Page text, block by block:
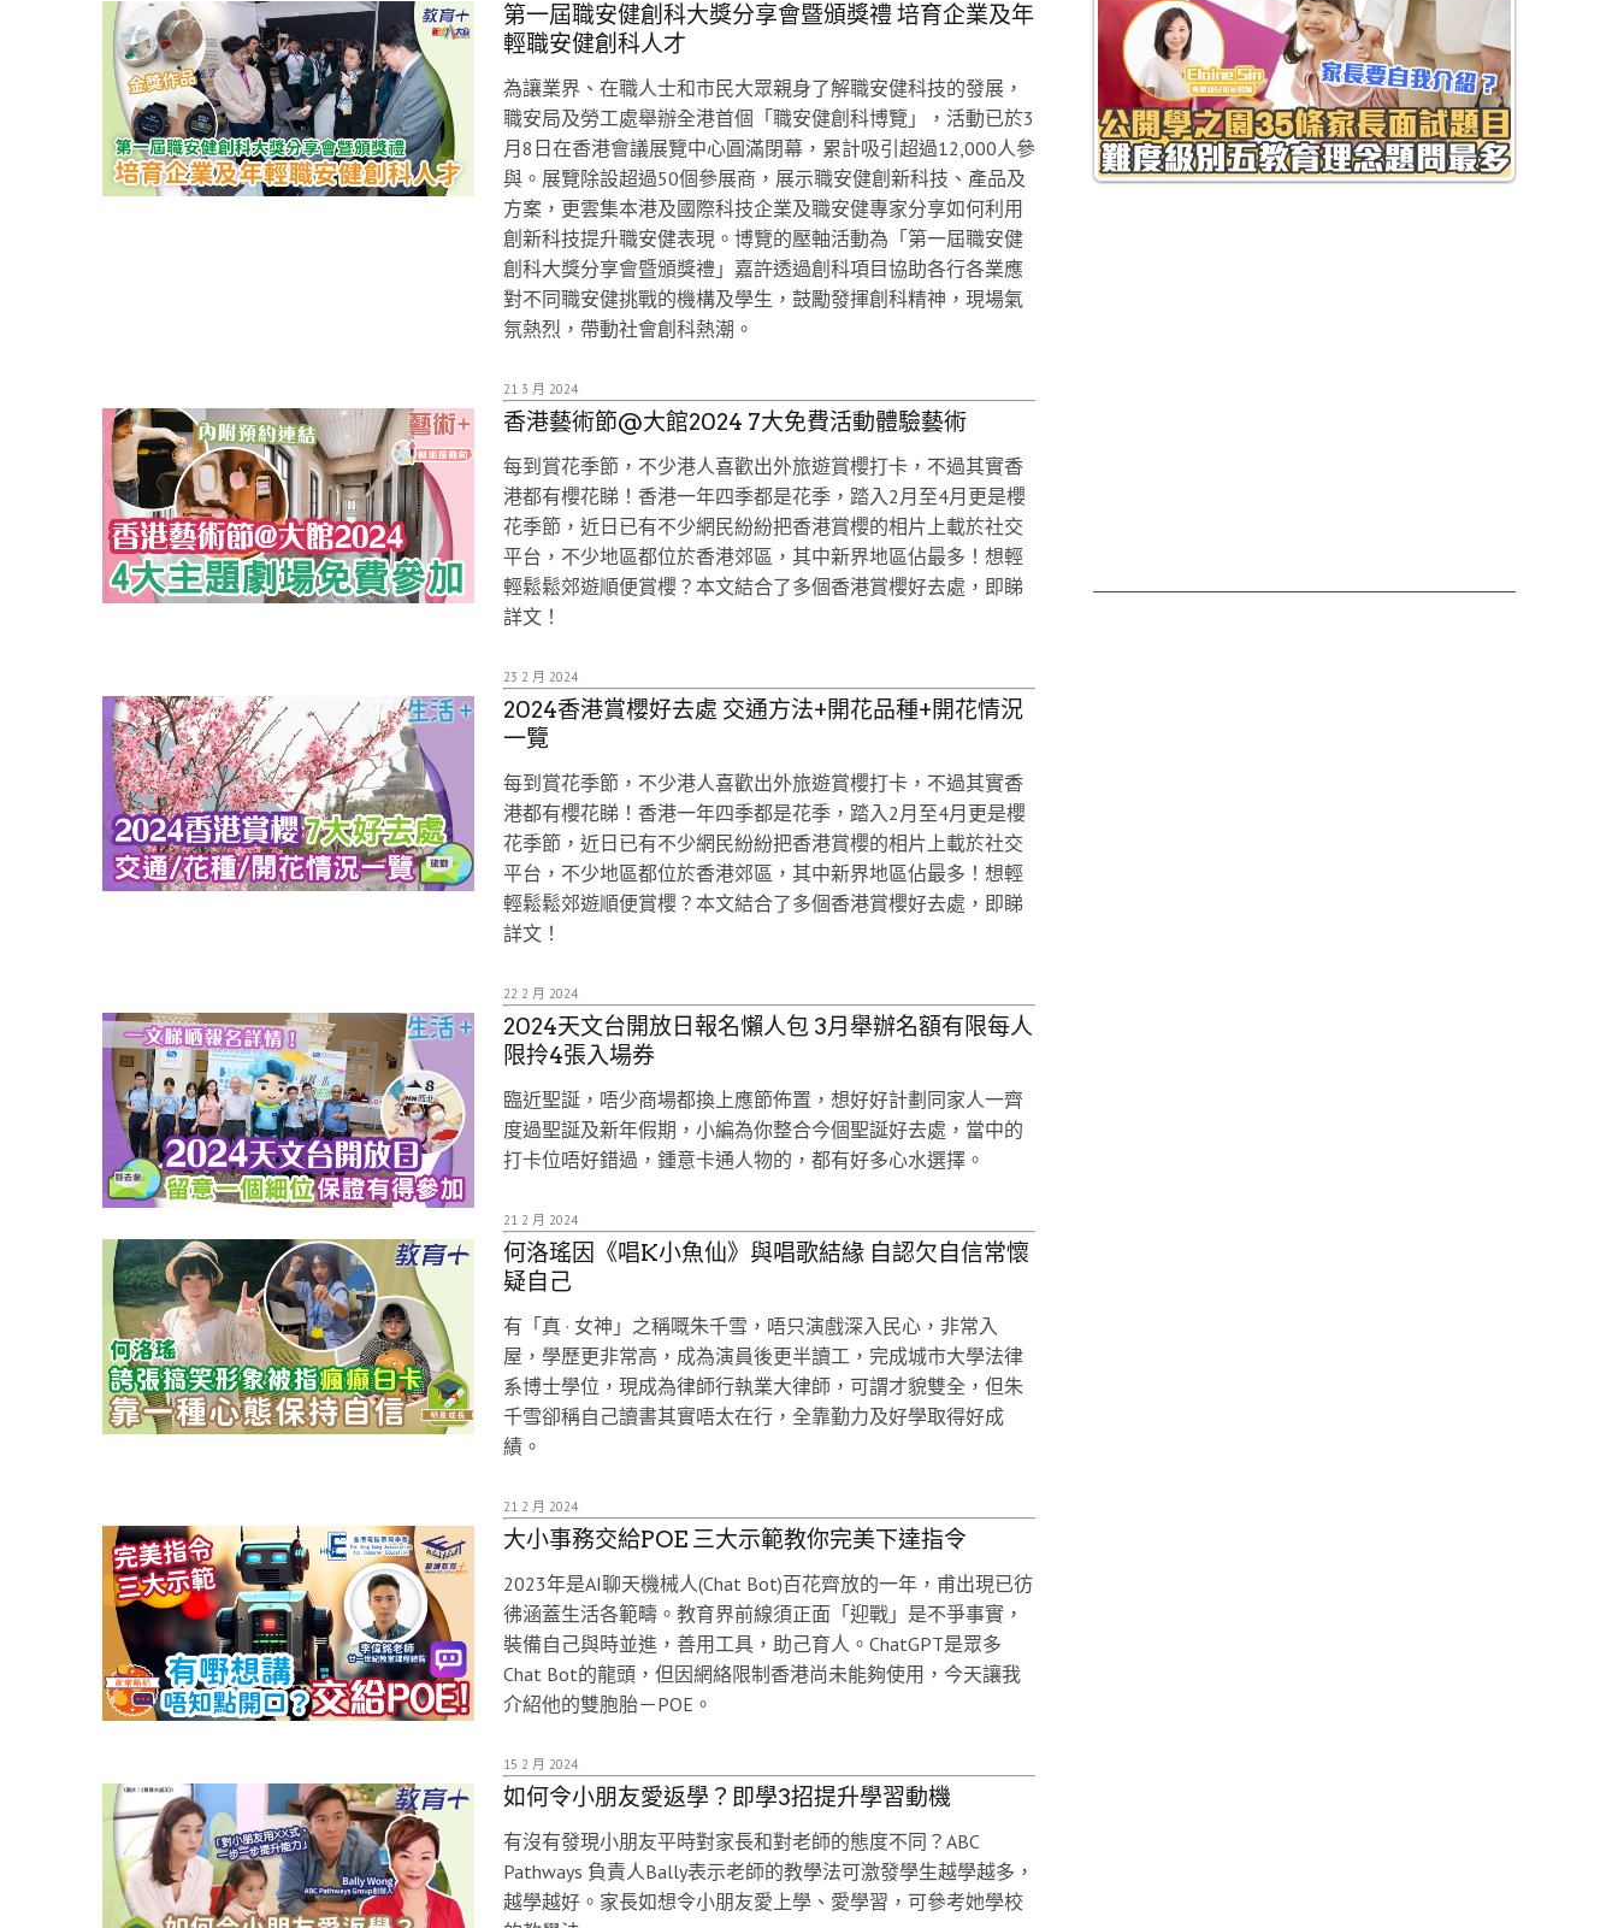
第一屆職安健創科大獎分享會暨頒獎禮 培育企業及年
輕職安健創科人才
為讓業界、在職人士和市民大眾親身了解職安健科技的發展，
職安局及勞工處舉辦全港首個「職安健創科博覽」，活動已於3
月8日在香港會議展覽中心圓滿閉幕，累計吸引超過12,000人參
與。展覽除設超過50個參展商，展示職安健創新科技、產品及
方案，更雲集本港及國際科技企業及職安健專家分享如何利用
創新科技提升職安健表現。博覽的壓軸活動為「第一屆職安健
創科大獎分享會暨頒獎禮」嘉許透過創科項目協助各行各業應
對不同職安健挑戰的機構及學生，鼓勵發揮創科精神，現場氣
氛熱烈，帶動社會創科熱潮。
21 3 月 2024
香港藝術節@大館2024 7大免費活動體驗藝術
每到賞花季節，不少港人喜歡出外旅遊賞櫻打卡，不過其實香
港都有櫻花睇！香港一年四季都是花季，踏入2月至4月更是櫻
花季節，近日已有不少網民紛紛把香港賞櫻的相片上載於社交
平台，不少地區都位於香港郊區，其中新界地區佔最多！想輕
輕鬆鬆郊遊順便賞櫻？本文結合了多個香港賞櫻好去處，即睇
詳文！
23 2 月 2024
2024香港賞櫻好去處 交通方法+開花品種+開花情況
一覽
每到賞花季節，不少港人喜歡出外旅遊賞櫻打卡，不過其實香
港都有櫻花睇！香港一年四季都是花季，踏入2月至4月更是櫻
花季節，近日已有不少網民紛紛把香港賞櫻的相片上載於社交
平台，不少地區都位於香港郊區，其中新界地區佔最多！想輕
輕鬆鬆郊遊順便賞櫻？本文結合了多個香港賞櫻好去處，即睇
詳文！
22 2 月 2024
2024天文台開放日報名懶人包 3月舉辦名額有限每人
限拎4張入場券
臨近聖誕，唔少商場都換上應節佈置，想好好計劃同家人一齊
度過聖誕及新年假期，小編為你整合今個聖誕好去處，當中的
打卡位唔好錯過，鍾意卡通人物的，都有好多心水選擇。
21 2 月 2024
何洛瑤因《唱K小魚仙》與唱歌結緣 自認欠自信常懷
疑自己
有「真 · 女神」之稱嘅朱千雪，唔只演戲深入民心，非常入
屋，學歷更非常高，成為演員後更半讀工，完成城市大學法律
系博士學位，現成為律師行執業大律師，可謂才貌雙全，但朱
千雪卻稱自己讀書其實唔太在行，全靠勤力及好學取得好成
績。
21 2 月 2024
大小事務交給POE 三大示範教你完美下達指令
2023年是AI聊天機械人(Chat Bot)百花齊放的一年，甫出現已彷
彿涵蓋生活各範疇。教育界前線須正面「迎戰」是不爭事實，
裝備自己與時並進，善用工具，助己育人。ChatGPT是眾多
Chat Bot的龍頭，但因網絡限制香港尚未能夠使用，今天讓我
介紹他的雙胞胎－POE。
15 2 月 2024
如何令小朋友愛返學？即學3招提升學習動機
有沒有發現小朋友平時對家長和對老師的態度不同？ABC
Pathways 負責人Bally表示老師的教學法可激發學生越學越多，
越學越好。家長如想令小朋友愛上學、愛學習，可參考她學校